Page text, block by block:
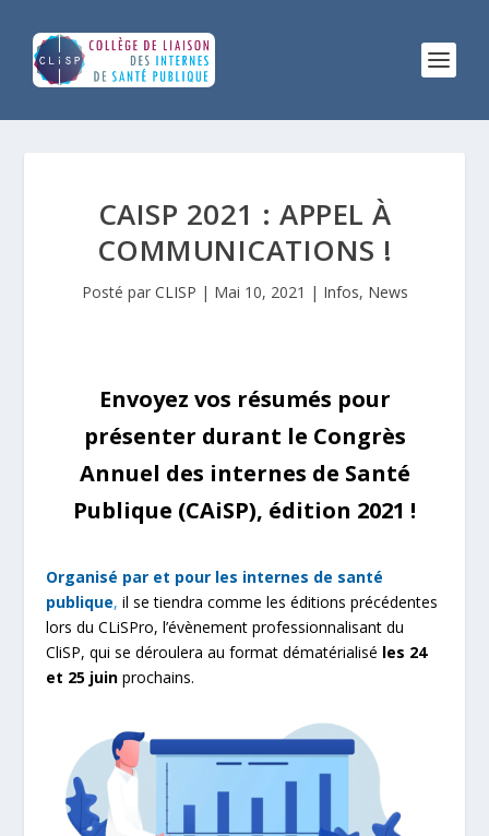
CAISP 2021 : APPEL À
COMMUNICATIONS !
Posté par CLISP | Mai 10, 2021 | Infos, News
Envoyez vos résumés pour
présenter durant le Congrès
Annuel des internes de Santé
Publique (CAiSP), édition 2021 !
Organisé par et pour les internes de santé
publique, il se tiendra comme les éditions précédentes
lors du CLiSPro, l’évènement professionnalisant du
CliSP, qui se déroulera au format dématérialisé les 24
et 25 juinprochains.